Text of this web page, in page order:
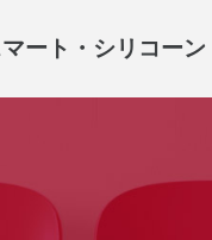
ート・シリコー